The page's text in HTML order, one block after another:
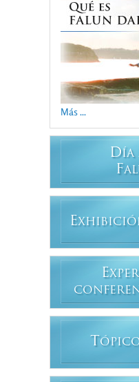
Más ...
DÍA
F
E
E
T